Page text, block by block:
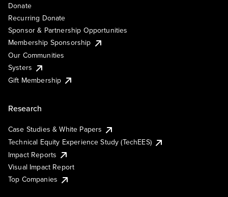
Donate
Recurring Donate
Sponsor & Partnership Opportunities
Membership Sponsorship
Our Communities
Systers
Gift Membership
Research
Case Studies & White Papers
Technical Equity Experience Study (TechEES)
Impact Reports
Visual Impact Report
Top Companies